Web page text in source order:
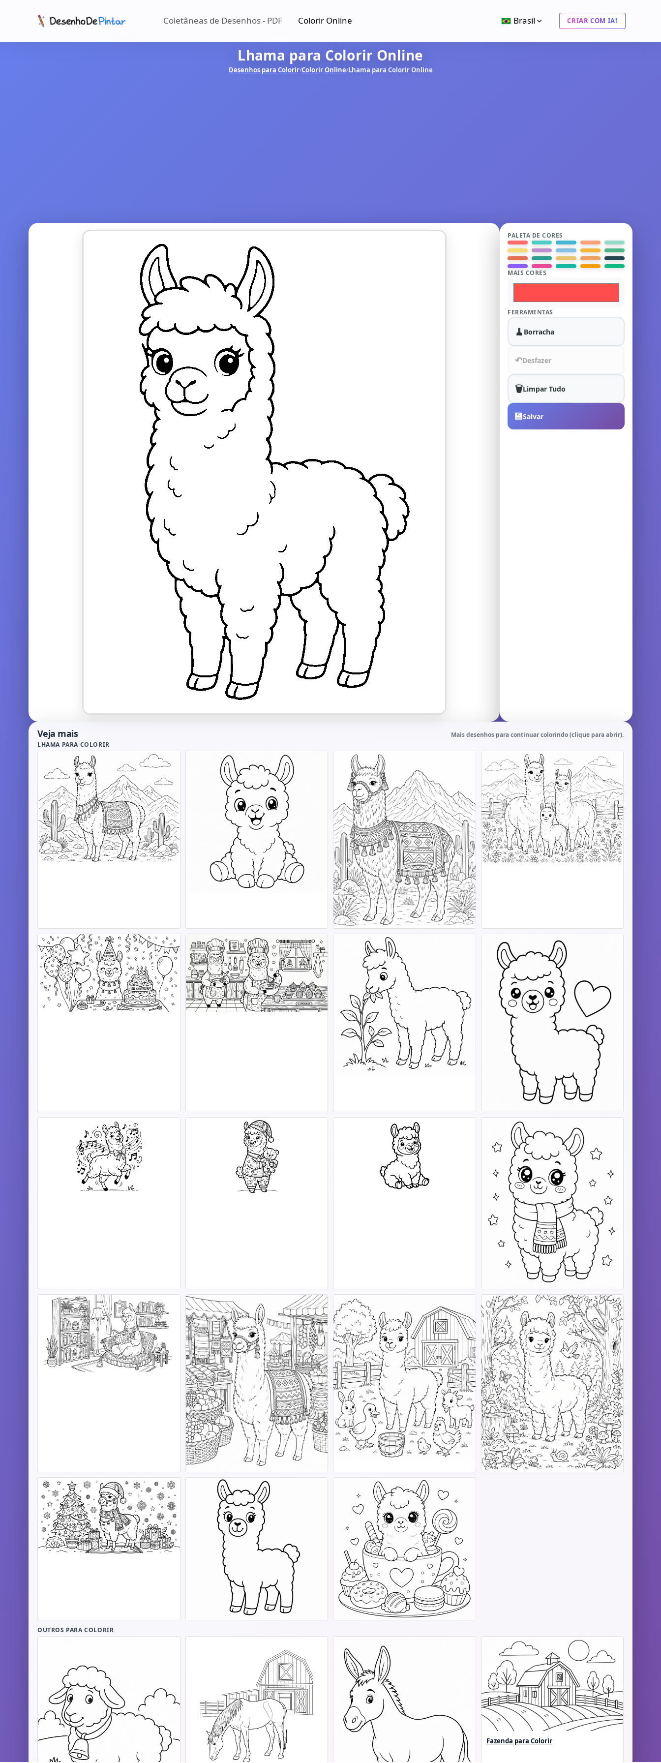
Coletâneas de Desenhos - PDF Colorir Online Brasil CRIAR COM IA!
Lhama para Colorir Online
Desenhos para Colorir/Colorir Online/Lhama para Colorir Online
PALETA DE CORES
MAIS CORES
FERRAMENTAS
🧹 Borracha
↶Desfazer
🗑️Limpar Tudo
💾Salvar
Veja mais
Mais desenhos para continuar colorindo (clique para abrir).
LHAMA PARA COLORIR
OUTROS PARA COLORIR
Fazenda para Colorir